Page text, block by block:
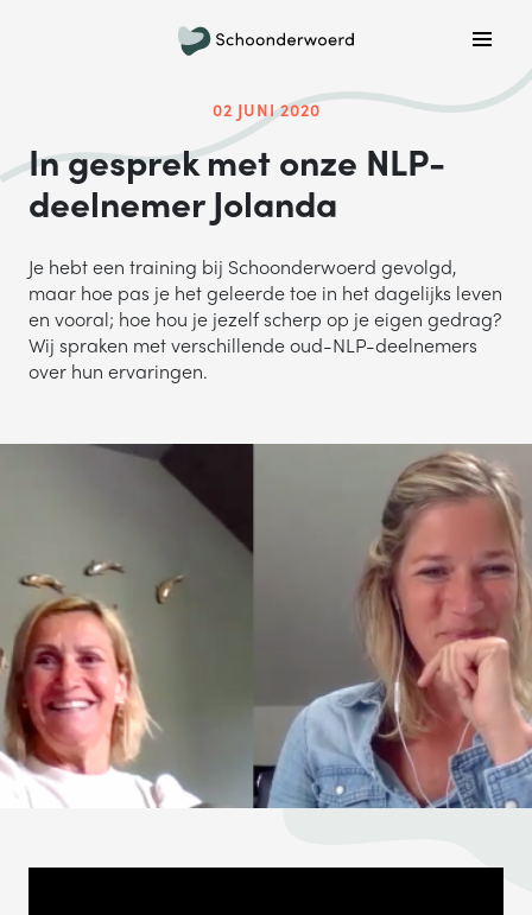
02 JUNI 2020
In gesprek met onze NLP-
deelnemer Jolanda
Je hebt een training bij Schoonderwoerd gevolgd,
maar hoe pas je het geleerde toe in het dagelijks leven
en vooral; hoe hou je jezelf scherp op je eigen gedrag?
Wij spraken met verschillende oud-NLP-deelnemers
over hun ervaringen.
Plan een belafspraak
Wil je graag gebeld worden om meer informatie te
krijgen? Kies hieronder welke dag jouw voorkeur heeft
en we bellen je!
MA DI WO
ONDERWERP
Waar gaat je vraag over?
NAAM
TELEFOONNUMMER
VERSTUREN
Wij verkopen nooit gegevens aan derden. Hoe wij omgaan met je
persoonsgegevens, lees je in ons
privacystatement.